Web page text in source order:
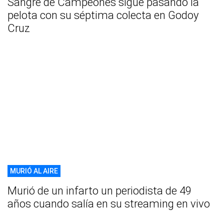
pelota con su séptima colecta en Godoy
Cruz
MURIÓ AL AIRE
Murió de un infarto un periodista de 49
años cuando salía en su streaming en vivo